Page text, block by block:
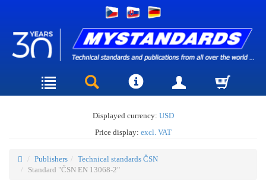
Displayed currency: USD
Price display: excl. VAT
Publishers
Technical standards ČSN
Standard "ČSN EN 13068-2"